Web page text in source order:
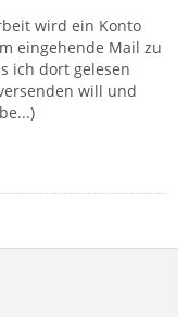
wird ein Konto
eingehende Mail zu
ich dort gelesen
will und